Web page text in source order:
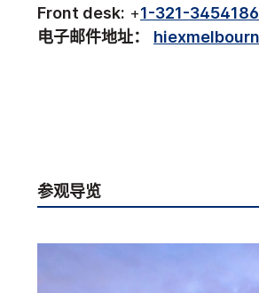
Front desk: +1-321-3454186
电子邮件地址：
参观导览